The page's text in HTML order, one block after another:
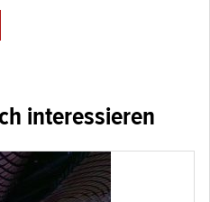
interessieren